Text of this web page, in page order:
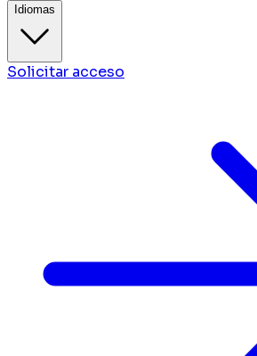
Idiomas
Solicitar acceso